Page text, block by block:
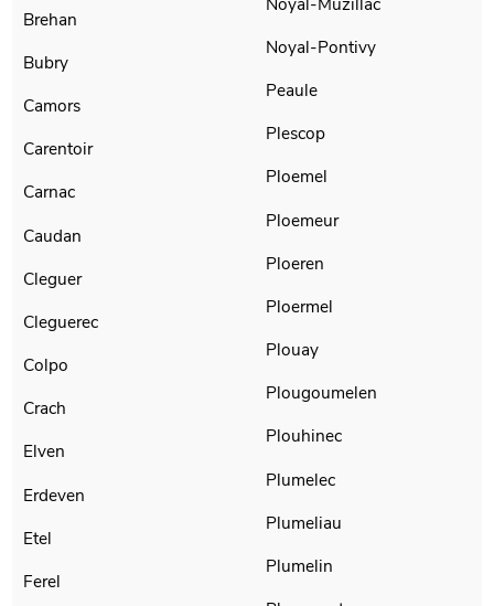
Brehan
Bubry
Camors
Carentoir
Carnac
Caudan
Cleguer
Cleguerec
Colpo
Crach
Elven
Erdeven
Etel
Ferel
Noyal-Pontivy
Peaule
Plescop
Ploemel
Ploemeur
Ploeren
Ploermel
Plouay
Plougoumelen
Plouhinec
Plumelec
Plumeliau
Plumelin